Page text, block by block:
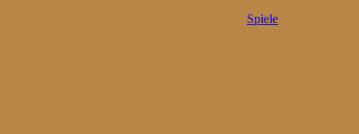
Spiele